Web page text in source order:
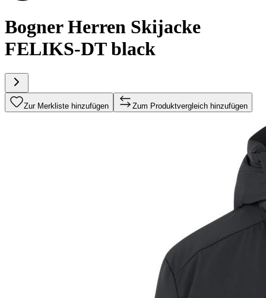
Bogner Herren Skijacke
FELIKS-DT black
Zur Merkliste hinzufügen Zum Produktvergleich hinzufügen